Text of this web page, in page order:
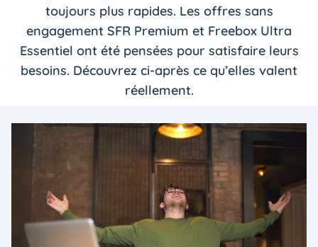
toujours plus rapides. Les offres sans
engagement SFR Premium et Freebox Ultra
Essentiel ont été pensées pour satisfaire leurs
besoins. Découvrez ci-après ce qu’elles valent
réellement.